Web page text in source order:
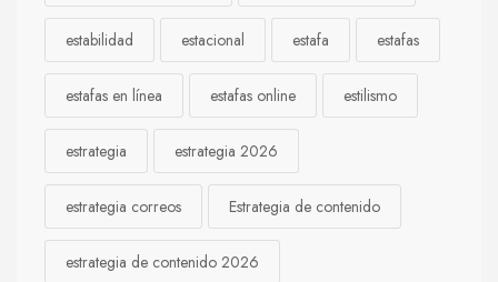
estabilidad estacional estafa estafas
estafas en línea estafas online estilismo
estrategia estrategia 2026
estrategia correos Estrategia de contenido
estrategia de contenido 2026